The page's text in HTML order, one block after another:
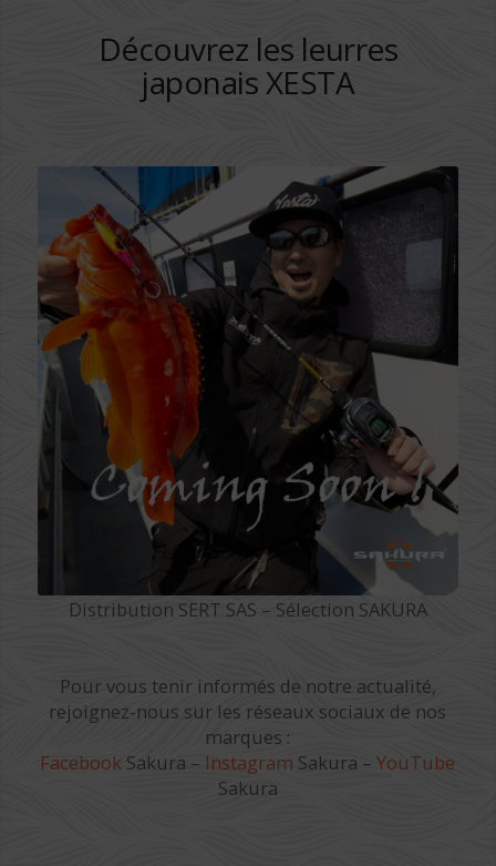
Découvrez les leurres
japonais XESTA
Distribution SERT SAS – Sélection SAKURA
Pour vous tenir informés de notre actualité,
rejoignez-nous sur les réseaux sociaux de nos
marques :
Facebook Sakura – Instagram Sakura –YouTube
Sakura